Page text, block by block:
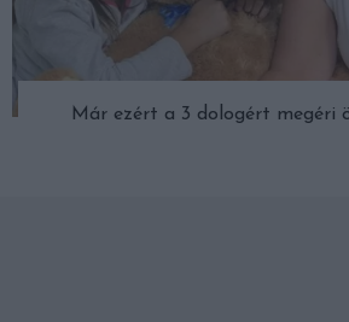
Már ezért a 3 dologért megéri